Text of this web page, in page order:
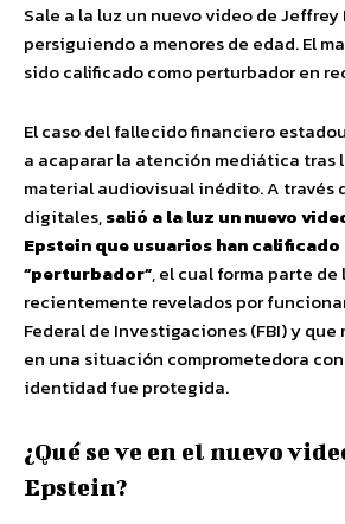
Sale a la luz un nuevo video de Jeffrey
persiguiendo a menores de edad. El
sido calificado como perturbador en
El caso del fallecido financiero
a acaparar la atención mediática tras
material audiovisual inédito. A través
digitales,salió a la luz un nuevo
Epstein que usuarios han calificado
“perturbador”, el cual forma parte
recientemente revelados por
Federal de Investigaciones (FBI) y
en una situación comprometedora
identidad fue protegida.
¿Qué se ve en el nuevo
Epstein?